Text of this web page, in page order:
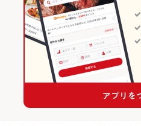
熊本市郊外 × 和食全般
熊本駅前駅 × 和食
熊本駅前駅 × 和食全般
熊本 × 和食
熊本 × 和食全般
熊本市郊外の海鮮ランキング
熊本駅周辺・新町・上熊本・田崎
熊本駅周辺・新町・上熊本・田崎
熊本駅周辺・新町・上熊本・田崎